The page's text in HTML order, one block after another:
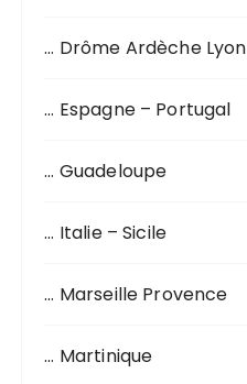
… Drôme Ardèche Lyon
… Espagne – Portugal
… Guadeloupe
… Italie – Sicile
… Marseille Provence
… Martinique